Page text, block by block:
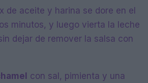
de aceite y harina se dore en el
minutos, y luego vierta la leche
dejar de remover la salsa con
con sal, pimienta y una